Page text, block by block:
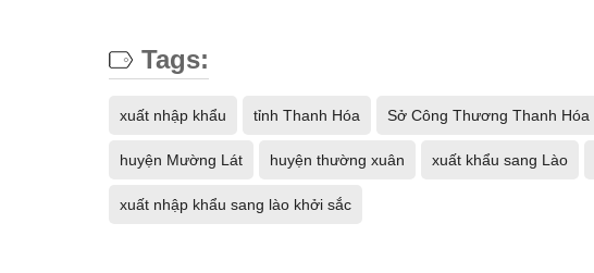
Tags:
xuất nhập khẩu tỉnh Thanh Hóa Sở Công Thương Thanh Hóa
huyện Mường Lát huyện thường xuân xuất khẩu sang Lào
xuất nhập khẩu sang lào khởi sắc